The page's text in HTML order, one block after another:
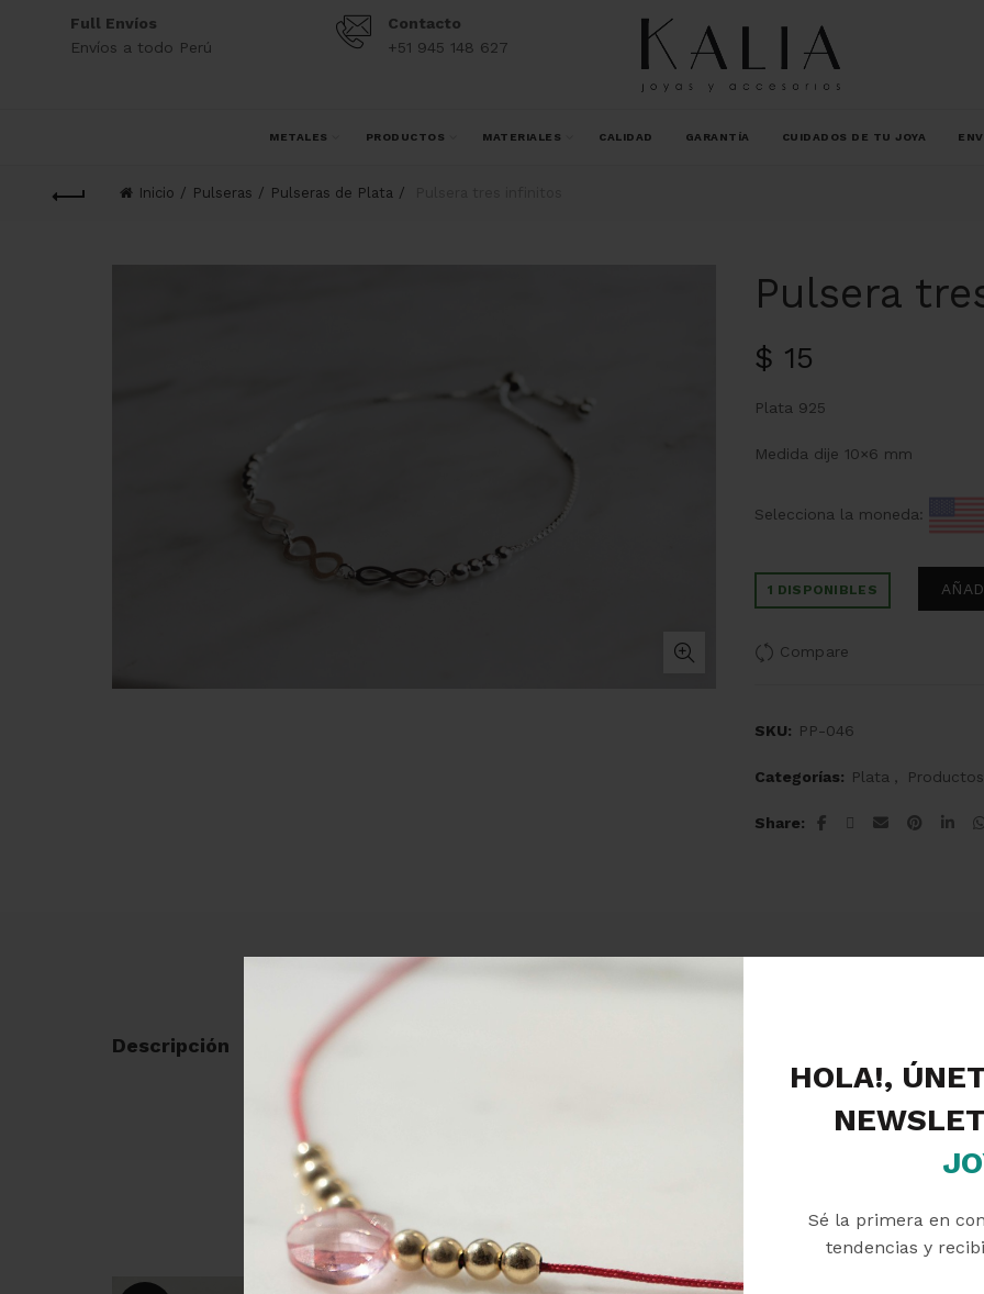
HOLA!,
Sé la primera en
tendencias y
Full Envíos
Envíos a todo Perú
Contacto
+51 945 148 627
METALES PRODUCTOS MATERIALES CALIDAD GARANTÍA CUIDADOS DE TU JOYA
Inicio Pulseras Pulseras de Plata
Pulsera
$ 15
Plata 925
Medida dije 10×6 mm
Selecciona la moneda:
1 DISPONIBLES
Compare
SKU: PP-046
Categorías: Plata Productos
Share
Descripción Valoraciones (0) Envíos
Descripción
PRODUCTOS RELACIONADOS